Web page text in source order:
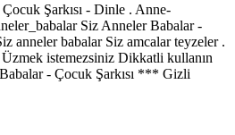
Şarkısı - Dinle . Anne-
Siz Anneler Babalar -
anneler babalar Siz amcalar teyzeler .
istemezsiniz Dikkatli kullanın
- Çocuk Şarkısı *** Gizli